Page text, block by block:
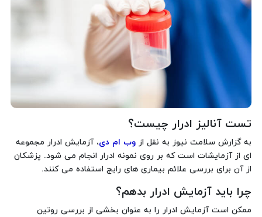
تست آنالیز ادرار چیست؟
به گزارش سلامت نیوز به نقل از وب ام دی، آزمایش ادرار مجموعه
ای از آزمایشات است که بر روی نمونه ادرار انجام می شود. پزشکان
از آن برای بررسی علائم بیماری های رایج استفاده می کنند.
چرا باید آزمایش ادرار بدهم؟
ممکن است آزمایش ادرار را به عنوان بخشی از بررسی روتین